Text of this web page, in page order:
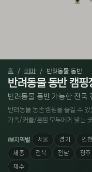
홈 테마 반려동물 동반
반려동물 동반 캠핑
반려동물 동반 가능한 전국
반려동물 동반 캠핑을 즐길 수
가족/커플/혼캠 모두에게 맞는
지역별 서울 경기 인천
세종 전북 전남 광주
제주